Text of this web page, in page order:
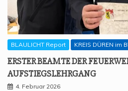
BLAULICHT Report KREIS DÜREN im
ERS­TER BEAM­TE DER
AUFSTIEGSLEHRGANG
4. Februar 2026